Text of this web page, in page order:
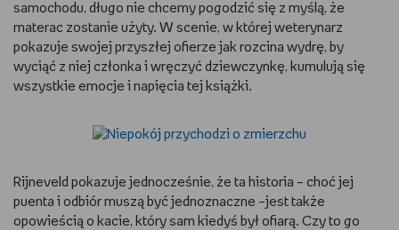
samochodu, długo nie chcemy pogodzić się z myślą, że
materac zostanie użyty. W scenie, w której weterynarz
pokazuje swojej przyszłej ofierze jak rozcina wydrę, by
wyciąć z niej członka i wręczyć dziewczynkę, kumulują się
wszystkie emocje i napięcia tej książki.
Rijneveld pokazuje jednocześnie, że ta historia – choć jej
puenta i odbiór muszą być jednoznaczne –jest także
opowieścią o kacie, który sam kiedyś był ofiarą. Czy to go